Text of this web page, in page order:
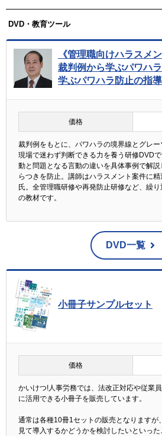
DVD・教育ツール
《管理職向けハラスメ
裁判例から学ぶパワハ
学ぶパワハラ防止の指
価格
裁判例をもとに、パワハラの境界線とグレ
現場で迷わず判断できる力を養う研修DVD
動と問題となる言動の違いを具体事例で解
らつきを防止。講師はハラスメント案件に
氏。全管理職研修や再発防止研修など、繰
の教材です。
DVD一覧
小冊子サンプルセット
価格
かいけつ!人事労務では、法改正対応や従業
に活用できる小冊子を販売しています。
通常は各種10冊1セットの販売となりますが
見て導入するかどうかを検討したいといっ